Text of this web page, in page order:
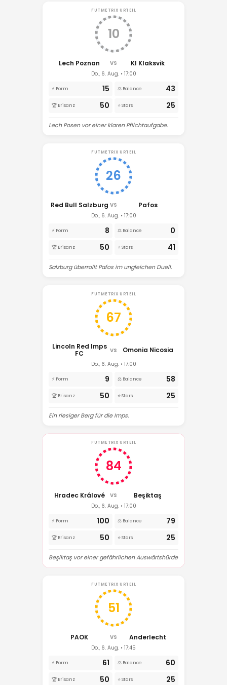
FUTMETRIX URTEIL
10
Lech Poznan VS KI Klaksvik
Do., 6. Aug. • 17:00
⚡ Form 15 ⚖️ Balance 43
🏆 Brisanz 50 ⭐ Stars 25
Lech Posen vor einer klaren Pflichtaufgabe.
FUTMETRIX URTEIL
26
Red Bull Salzburg VS Pafos
Do., 6. Aug. • 17:00
⚡ Form 8 ⚖️ Balance 0
🏆 Brisanz 50 ⭐ Stars 41
Salzburg überrollt Pafos im ungleichen Duell.
FUTMETRIX URTEIL
67
Lincoln Red Imps
FC
VS Omonia Nicosia
Do., 6. Aug. • 17:00
⚡ Form 9 ⚖️ Balance 58
🏆 Brisanz 50 ⭐ Stars 25
Ein riesiger Berg für die Imps.
FUTMETRIX URTEIL
84
Hradec Králové VS Beşiktaş
Do., 6. Aug. • 17:00
⚡ Form 100 ⚖️ Balance 79
🏆 Brisanz 50 ⭐ Stars 25
Beşiktaş vor einer gefährlichen Auswärtshürde
FUTMETRIX URTEIL
51
PAOK VS Anderlecht
Do., 6. Aug. • 17:45
⚡ Form 61 ⚖️ Balance 60
🏆 Brisanz 50 ⭐ Stars 25